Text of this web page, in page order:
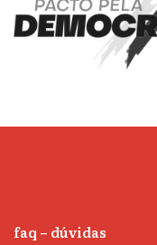
faq – dúvidas